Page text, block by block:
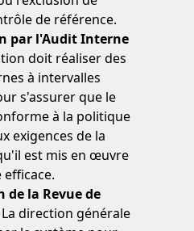
de référence.
par l'Audit Interne
doit réaliser des
à intervalles
s'assurer que le
à la politique
exigences de la
est mis en œuvre
de la Revue de
La direction générale